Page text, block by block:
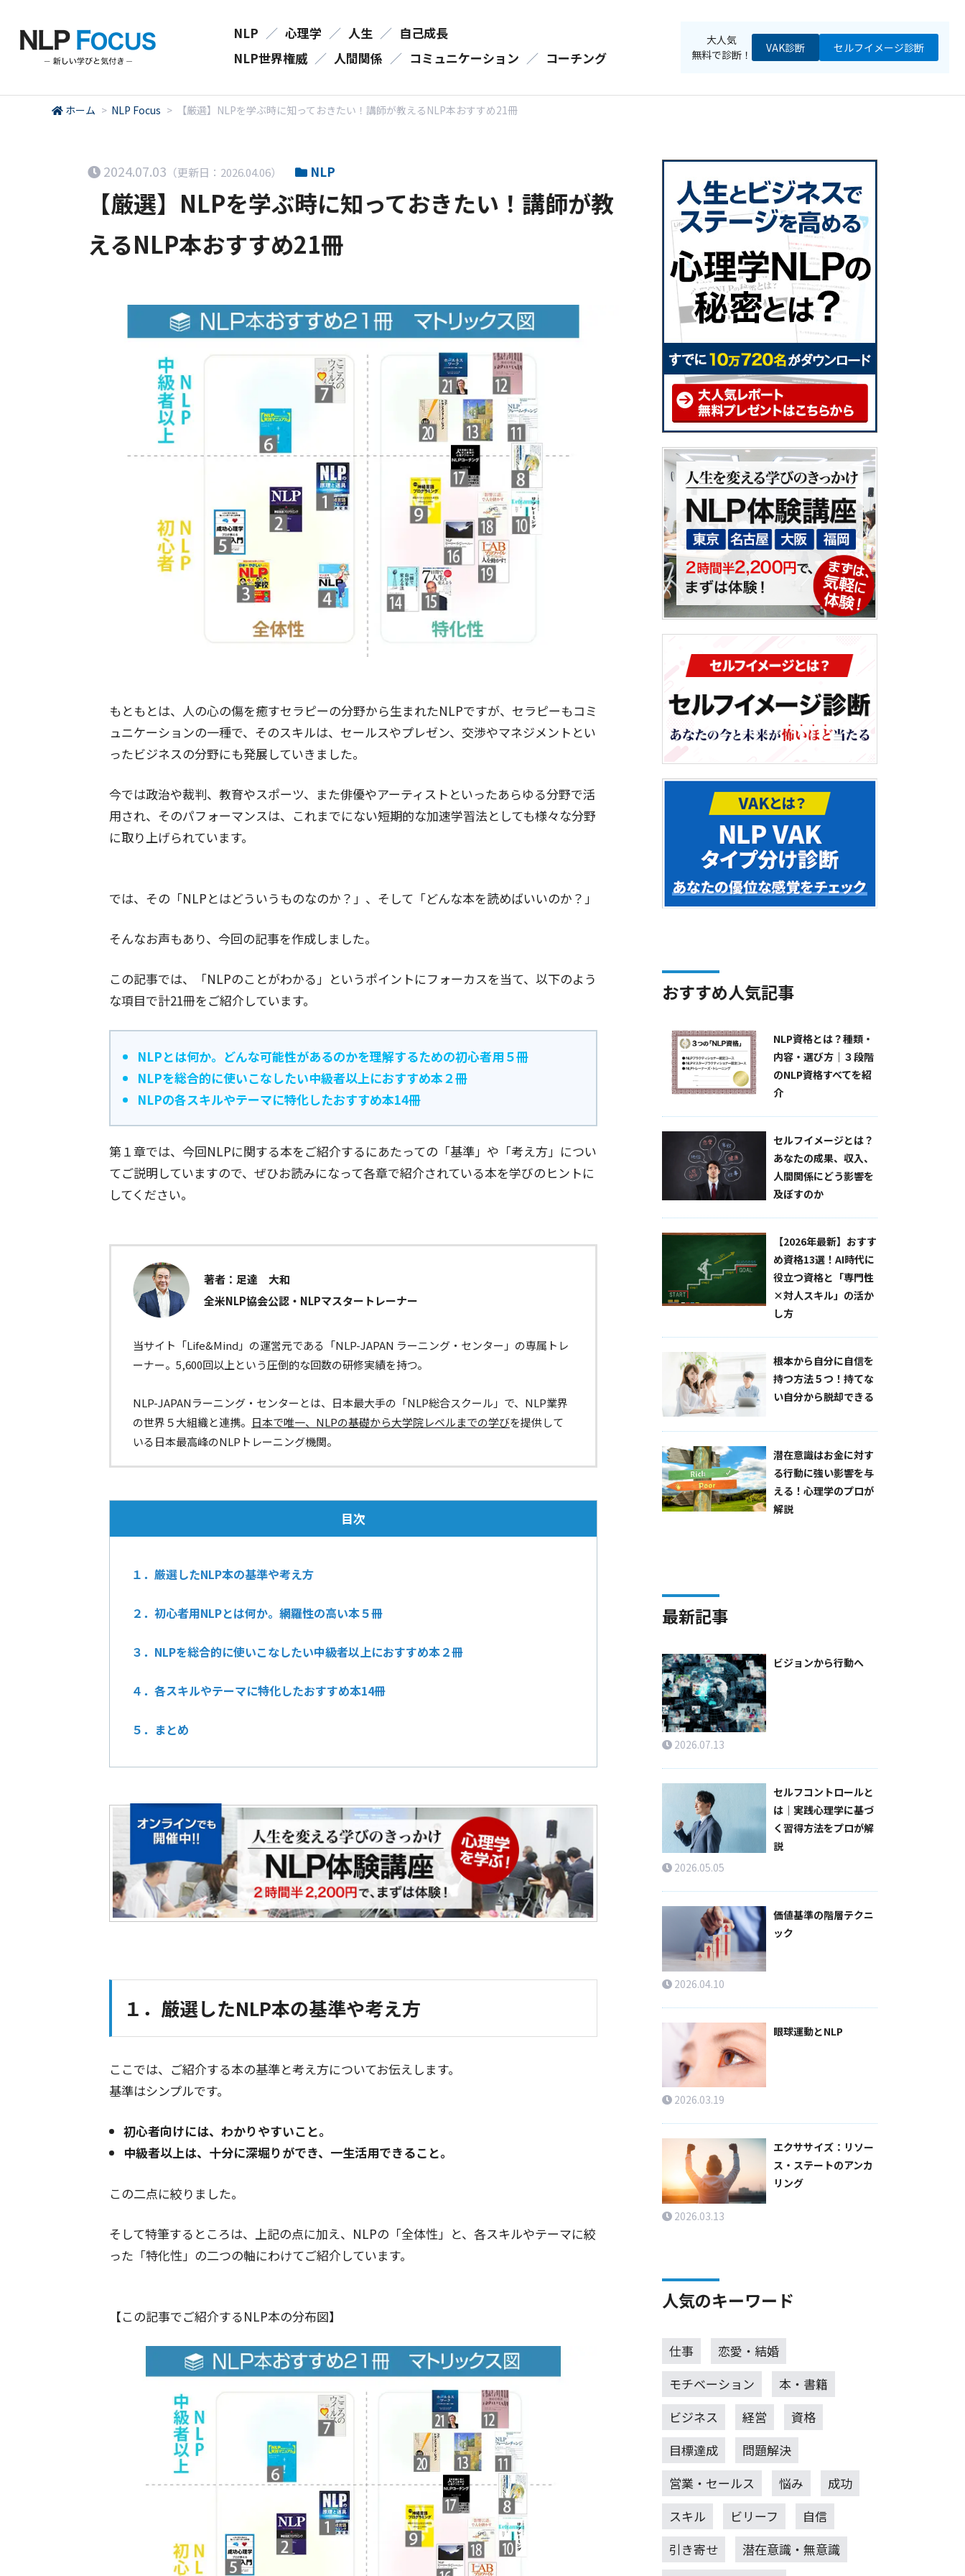
NLP ／ 心理学 ／ 人生 ／ 自己成長
NLP世界権威 ／ 人間関係 ／ コミュニケーション ／ コーチング
大人気
無料で診断！
VAK診断 セルフイメージ診断
ホーム > NLP Focus > 【厳選】NLPを学ぶ時に知っておきたい！講師が教えるNLP本おすすめ21冊
2024.07.03 （更新日：2026.04.06） NLP
【厳選】NLPを学ぶ時に知っておきたい！講師が教
えるNLP本おすすめ21冊
もともとは、人の心の傷を癒すセラピーの分野から生まれたNLPですが、セラピーもコミ
ュニケーションの一種で、そのスキルは、セールスやプレゼン、交渉やマネジメントとい
ったビジネスの分野にも発展していきました。
今では政治や裁判、教育やスポーツ、また俳優やアーティストといったあらゆる分野で活
用され、そのパフォーマンスは、これまでにない短期的な加速学習法としても様々な分野
に取り上げられています。
では、その「NLPとはどういうものなのか？」、そして「どんな本を読めばいいのか？」
そんなお声もあり、今回の記事を作成しました。
この記事では、「NLPのことがわかる」というポイントにフォーカスを当て、以下のよう
な項目で計21冊をご紹介しています。
NLPとは何か。どんな可能性があるのかを理解するための初心者用５冊
NLPを総合的に使いこなしたい中級者以上におすすめ本２冊
NLPの各スキルやテーマに特化したおすすめ本14冊
第１章では、今回NLPに関する本をご紹介するにあたっての「基準」や「考え方」につい
てご説明していますので、ぜひお読みになって各章で紹介されている本を学びのヒントに
してください。
著者：足達 大和
全米NLP協会公認・NLPマスタートレーナー
当サイト「Life&Mind」の運営元である「NLP-JAPAN ラーニング・センター」の専属トレ
ーナー。5,600回以上という圧倒的な回数の研修実績を持つ。
NLP-JAPANラーニング・センターとは、日本最大手の「NLP総合スクール」で、NLP業界
の世界５大組織と連携。 日本で唯一、NLPの基礎から大学院レベルまでの学びを提供して
いる日本最高峰のNLPトレーニング機関。
目次
１．厳選したNLP本の基準や考え方
２．初心者用NLPとは何か。網羅性の高い本５冊
３．NLPを総合的に使いこなしたい中級者以上におすすめ本２冊
４．各スキルやテーマに特化したおすすめ本14冊
５．まとめ
１．厳選したNLP本の基準や考え方
ここでは、ご紹介する本の基準と考え方についてお伝えします。
基準はシンプルです。
初心者向けには、わかりやすいこと。
中級者以上は、十分に深堀りができ、一生活用できること。
この二点に絞りました。
そして特筆するところは、上記の点に加え、NLPの「全体性」と、各スキルやテーマに絞
った「特化性」の二つの軸にわけてご紹介しています。
【この記事でご紹介するNLP本の分布図】
おすすめ人気記事
NLP資格とは？種類・
内容・選び方｜３段階
のNLP資格すべてを紹
介
セルフイメージとは？
あなたの成果、収入、
人間関係にどう影響を
及ぼすのか
【2026年最新】おすす
め資格13選！AI時代に
役立つ資格と「専門性
×対人スキル」の活か
し方
根本から自分に自信を
持つ方法５つ！持てな
い自分から脱却できる
潜在意識はお金に対す
る行動に強い影響を与
える！心理学のプロが
解説
最新記事
ビジョンから行動へ
2026.07.13
セルフコントロールと
は｜実践心理学に基づ
く習得方法をプロが解
説
2026.05.05
価値基準の階層テクニ
ック
2026.04.10
眼球運動とNLP
2026.03.19
エクササイズ：リソー
ス・ステートのアンカ
リング
2026.03.13
人気のキーワード
仕事
恋愛・結婚
モチベーション
本・書籍
ビジネス
経営
資格
目標達成
問題解決
営業・セールス
悩み
成功
スキル
ビリーフ
自信
引き寄せ
潜在意識・無意識